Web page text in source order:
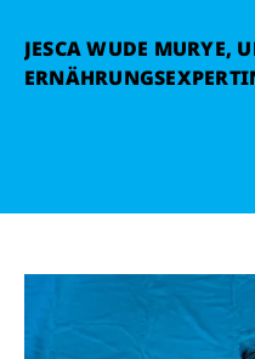
JESCA WUDE MURYE,